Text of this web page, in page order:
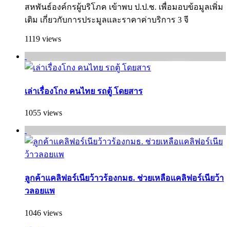
สหพันธ์องค์กรผู้บริโภค เข้าพบ ป.ป.ช. เพื่อมอบข้อมูลเพิ่ม
เติม เกี่ยวกับการประมูลและราคาค่าบริการ 3 จี
1119 views
เล่าเรื่องโกง คนไทย รถตู้ โดยสาร
1055 views
ลูกค้าแคลิฟอร์เนียว้าวร้องกมธ. ช่วยเหลือแคลิฟอร์เนียว้า
วลอยแพ
1046 views